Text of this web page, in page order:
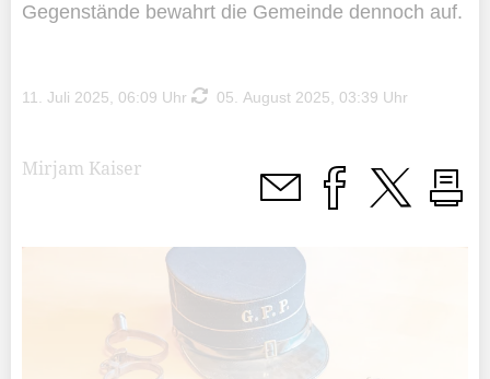
Gegenstände bewahrt die Gemeinde dennoch auf.
11. Juli 2025, 06:09 Uhr 05. August 2025, 03:39 Uhr
Mirjam Kaiser